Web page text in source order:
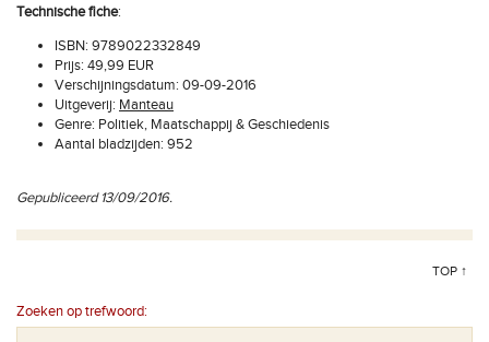
Technische fiche:
ISBN: 9789022332849
Prijs: 49,99 EUR
Verschijningsdatum: 09-09-2016
Uitgeverij: Manteau
Genre: Politiek, Maatschappij & Geschiedenis
Aantal bladzijden: 952
Gepubliceerd 13/09/2016.
TOP ↑
Zoeken op trefwoord: